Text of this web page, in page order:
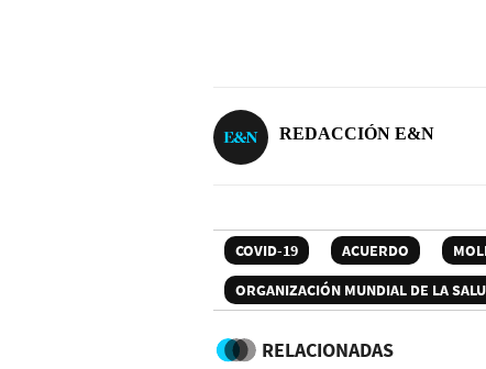
REDACCIÓN E&N
COVID-19 ACUERDO
ORGANIZACIÓN MUNDIAL DE LA
RELACIONADAS